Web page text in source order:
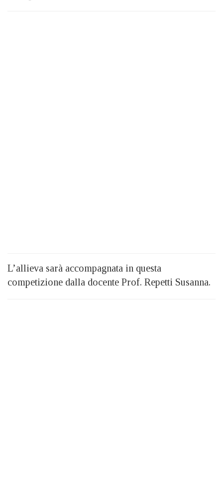
L’allieva sarà accompagnata in questa
competizione dalla docente Prof. Repetti Susanna.